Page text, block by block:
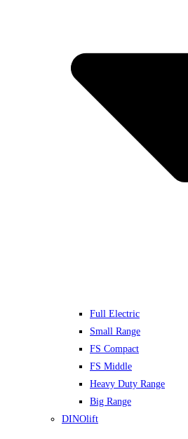
Full Electric
Small Range
FS Compact
FS Middle
Heavy Duty Range
Big Range
DINOlift